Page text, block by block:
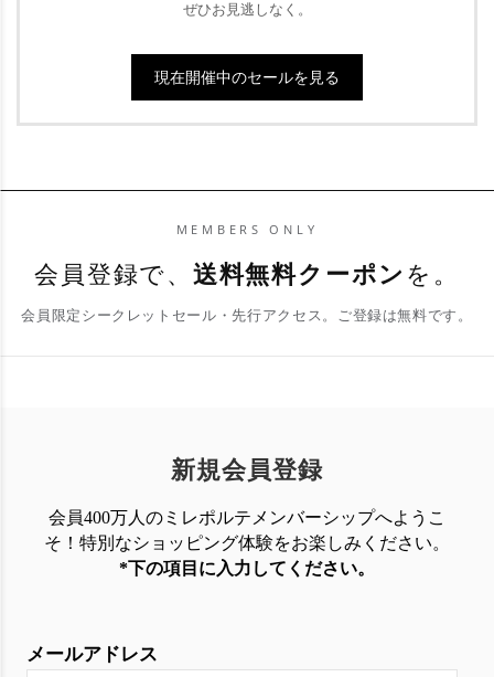
らの高い評価と新たな注目を集め始めていま
にも継続参加を行っている、今シーズン最も注
目されているブランドです。最新コレクション
として多彩なアイテムを揃えました。
ぜひお見逃しなく。
現在開催中のセールを見る
MEMBERS ONLY
会員登録で、 送料無料クーポン を。
会員限定シークレットセール・先行アクセス。ご登録は無料です。
新規会員登録
会員400万人のミレポルテメンバーシップへようこ
そ！特別なショッピング体験をお楽しみください。
*下の項目に入力してください。
メールアドレス